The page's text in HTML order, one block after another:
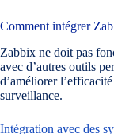
Comment intégrer
Zabbix ne doit pas
avec d’autres outils
d’améliorer
surveillance.
Intégration avec des